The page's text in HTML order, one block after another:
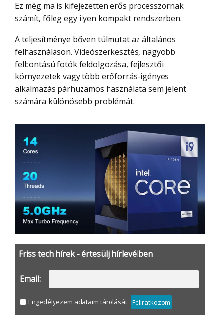
Ez még ma is kifejezetten erős processzornak
számít, főleg egy ilyen kompakt rendszerben.
A teljesítménye bőven túlmutat az általános
felhasználáson. Videószerkesztés, nagyobb
felbontású fotók feldolgozása, fejlesztői
környezetek vagy több erőforrás-igényes
alkalmazás párhuzamos használata sem jelent
számára különösebb problémát.
Friss tech hírek - értesülj hírlevélben
Email:
Engedélyezem adataim tárolását Feliratkozom